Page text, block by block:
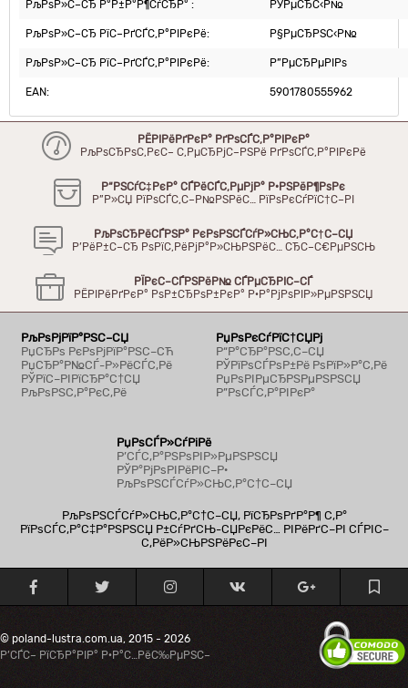
РљРѕР»С–СЂ Р°Р±Р°Р¶СѓСЂР° : РЎРµСЂС‹Р№
РљРѕР»С–СЂ РїС–РґСЃС‚Р°РІРєРё: Р§РµСЂРЅС‹Р№
РљРѕР»С–СЂ РїС–РґСЃС‚Р°РІРєРё: Р”РµСЂРµРІРѕ
EAN: 5901780555962
РЁРІРёРґРєР° РґРѕСЃС‚Р°РІРєР°
РљРѕСЂРѕС‚РєС– С‚РµСЂРјС–РЅРё РґРѕСЃС‚Р°РІРєРё
Р“РЅСѓС‡РєР° СЃРёСЃС‚РµРјР° Р·РЅРёР¶РѕРє
Р”Р»СЏ РїРѕСЃС‚С–Р№РЅРёС… РїРѕРєСѓРїС†С–РІ
РљРѕСЂРёСЃРЅР° РєРѕРЅСЃСѓР»СЊС‚Р°С†С–СЏ
Р’РёР±С–СЂ РѕРїС‚РёРјР°Р»СЊРЅРёС… СЂС–С€РµРЅСЊ
РЇРєС–СЃРЅРёР№ СЃРµСЂРІС–СЃ
РЁРІРёРґРєР° РѕР±СЂРѕР±РєР° Р·Р°РјРѕРІР»РµРЅРЅСЏ
РљРѕРјРїР°РЅС–СЏ
РџСЂРѕ РєРѕРјРїР°РЅС–СЋ
РџСЂР°Р№СЃ-Р»РёСЃС‚Рё
РЎРїС–РІРїСЂР°С†СЏ
РљРѕРЅС‚Р°РєС‚Рё
РџРѕРєСѓРїС†СЏРј
Р“Р°СЂР°РЅС‚С–СЏ
РЎРїРѕСЃРѕР±Рё РѕРїР»Р°С‚Рё
РџРѕРІРµСЂРЅРµРЅРЅСЏ
Р”РѕСЃС‚Р°РІРєР°
РџРѕСЃР»СѓРіРё
Р’СЃС‚Р°РЅРѕРІР»РµРЅРЅСЏ
РЎР°РјРѕРІРёРІС–Р·
РљРѕРЅСЃСѓР»СЊС‚Р°С†С–СЏ
РљРѕРЅСЃСѓР»СЊС‚Р°С†С–СЏ, РїСЂРѕРґР°Р¶ С‚Р°
РїРѕСЃС‚Р°С‡Р°РЅРЅСЏ Р±СѓРґСЊ-СЏРєРёС… РІРёРґС–РІ СЃРІС–
С‚РёР»СЊРЅРёРєС–РІ
© poland-lustra.com.ua, 2015 - 2026
Р’СЃС– РїСЂР°РІР° Р·Р°С…РёС‰РµРЅС–